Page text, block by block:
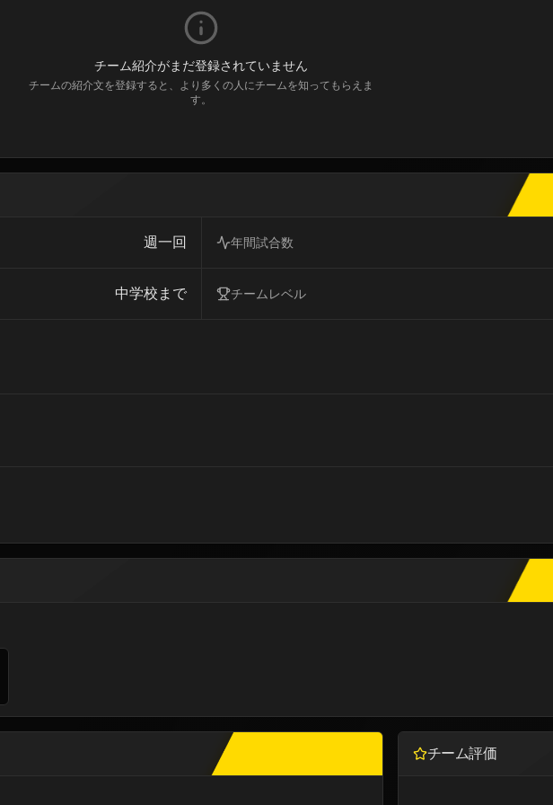
チーム紹介がまだ登録されていません
チームの紹介文を登録すると、より多くの人にチームを知ってもらえま
す。
週一回 年間試合数
中学校まで チームレベル
チーム評価